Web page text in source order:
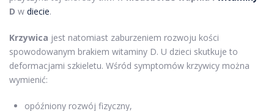
D w diecie.
Krzywica jest natomiast zaburzeniem rozwoju kości
spowodowanym brakiem witaminy D. U dzieci skutkuje to
deformacjami szkieletu. Wśród symptomów krzywicy można
wymienić:
opóźniony rozwój fizyczny,